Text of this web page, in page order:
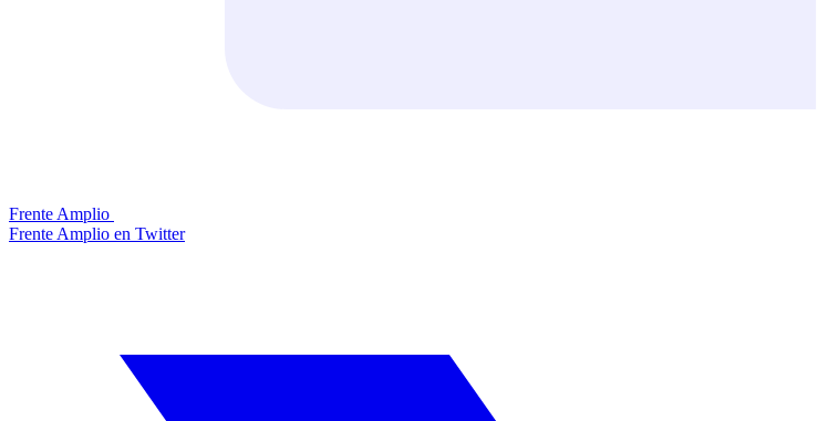
Frente Amplio
Frente Amplio en Twitter